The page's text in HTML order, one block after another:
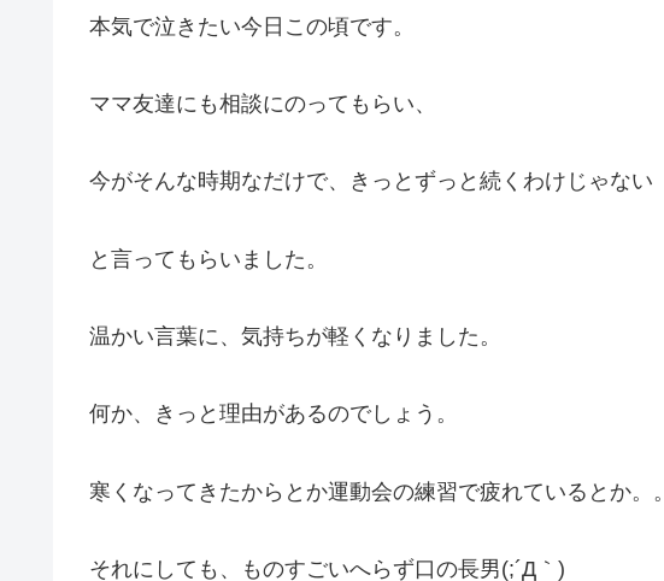
本気で泣きたい今日この頃です。
ママ友達にも相談にのってもらい、
今がそんな時期なだけで、きっとずっと続くわけじゃない
と言ってもらいました。
温かい言葉に、気持ちが軽くなりました。
何か、きっと理由があるのでしょう。
寒くなってきたからとか運動会の練習で疲れているとか。。
それにしても、ものすごいへらず口の長男(;´Д｀)